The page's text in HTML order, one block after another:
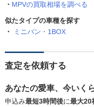
MPVの買取相場を調べる
似たタイプの車種を探す
ミニバン・1BOX
査定を依頼する
あなたの愛車、今いく
申込み最短3時間後に最大20